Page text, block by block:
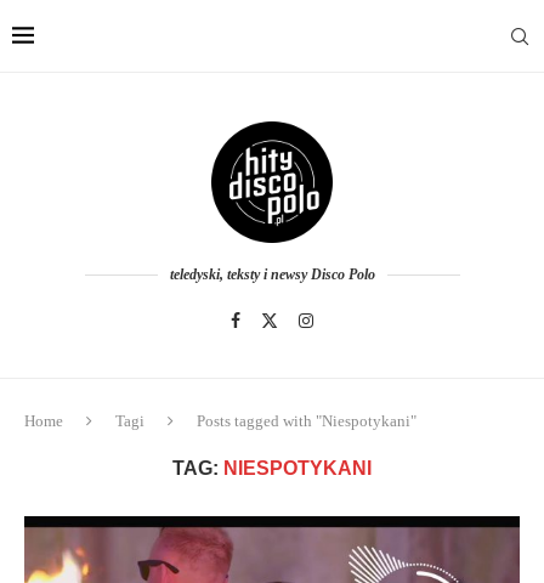
teledyski, teksty i newsy Disco Polo
Home Tagi Posts tagged with "Niespotykani"
TAG: NIESPOTYKANI